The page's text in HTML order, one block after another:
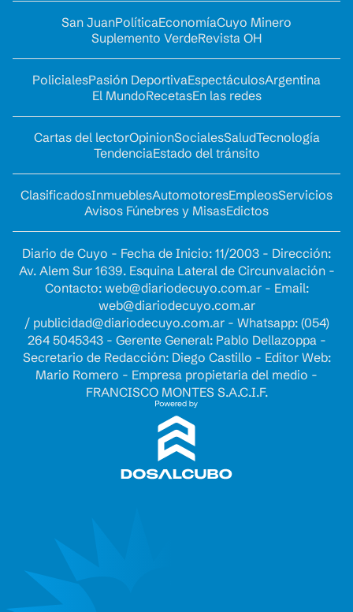
San JuanPolíticaEconomíaCuyo Minero
Suplemento VerdeRevista OH
PolicialesPasión DeportivaEspectáculosArgentina
El MundoRecetasEn las redes
Cartas del lectorOpinionSocialesSaludTecnología
TendenciaEstado del tránsito
ClasificadosInmueblesAutomotoresEmpleosServicios
Avisos Fúnebres y MisasEdictos
Diario de Cuyo - Fecha de Inicio: 11/2003 - Dirección:
Av. Alem Sur 1639. Esquina Lateral de Circunvalación -
Contacto: web@diariodecuyo.com.ar- Email:
web@diariodecuyo.com.ar
/ publicidad@diariodecuyo.com.ar- Whatsapp: (054)
264 5045343 - Gerente General: Pablo Dellazoppa -
Secretario de Redacción: Diego Castillo - Editor Web:
Mario Romero - Empresa propietaria del medio -
FRANCISCO MONTES S.A.C.I.F.